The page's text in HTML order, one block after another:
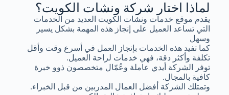
لماذا اختار شركة ونشات الكويت؟
يقدم موقع خدمات ونشات الكويت العديد من الخدمات
التي تساعد العميل على إنجاز هذه المهمة بشكل يسير
وسهل
كما تفيد هذه الخدمات بإنجاز العمل في أسرع وقت وأقل
تكلفة وأكثر دقة، فهي خدمات لراحة العميل.
توفر الشركة أيدي عاملة وعُمّال متخصصون ذوو خبرة
كافية بالمجال.
وتمتلك الشركة أفضل العمال المدربين من قبل الخبراء.